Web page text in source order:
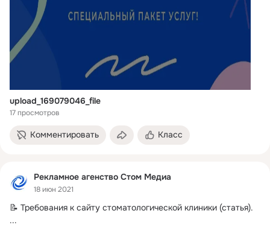
upload_169079046_file
17 просмотров
Комментировать Класс
Рекламное агенство Стом Медиа
18 июн 2021
📝 Требования к сайту стоматологической клиники (статья).
...